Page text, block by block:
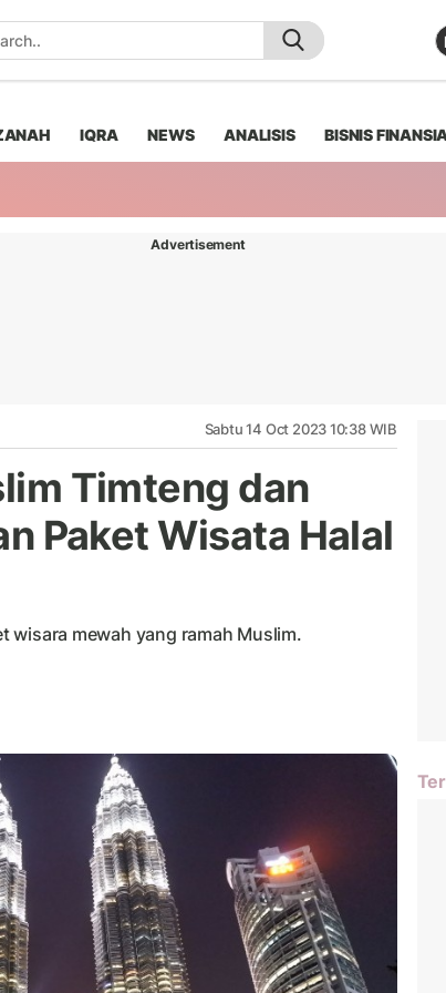
IQRA NEWS ANALISIS BISNIS
Advertisement
Sabtu 14 Oct 2023 10:38 WIB
Timteng dan
Paket Wisata Halal
wisara mewah yang ramah Muslim.